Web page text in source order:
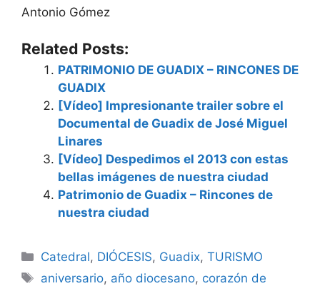
Antonio Gómez
Related Posts:
PATRIMONIO DE GUADIX – RINCONES DE
GUADIX
[Vídeo] Impresionante trailer sobre el
Documental de Guadix de José Miguel
Linares
[Vídeo] Despedimos el 2013 con estas
bellas imágenes de nuestra ciudad
Patrimonio de Guadix – Rincones de
nuestra ciudad
Categorías
Catedral, DIÓCESIS, Guadix,TURISMO
Etiquetas
aniversario, año diocesano, corazón de